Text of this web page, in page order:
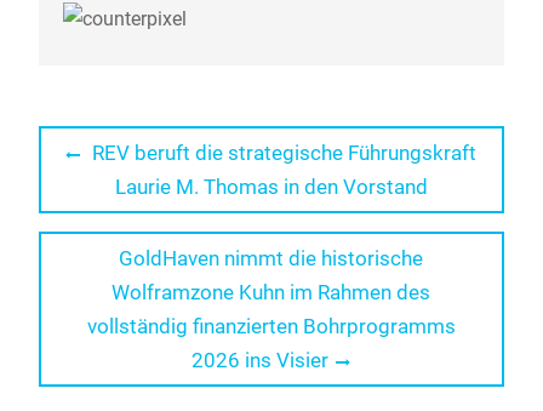
Beitragsnavigation
Previous
post:
REV beruft die strategische Führungskraft
Laurie M. Thomas in den Vorstand
Next
post:
GoldHaven nimmt die historische
Wolframzone Kuhn im Rahmen des
vollständig finanzierten Bohrprogramms
2026 ins Visier